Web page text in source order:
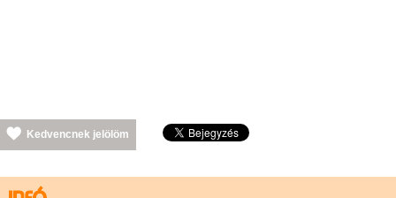
Kedvencnek jelölöm